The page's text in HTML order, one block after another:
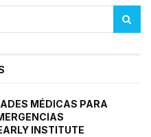
MÉDICAS PARA
INSTITUTE